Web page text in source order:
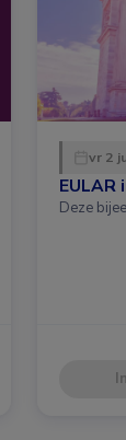
vr 2
EULAR
Deze